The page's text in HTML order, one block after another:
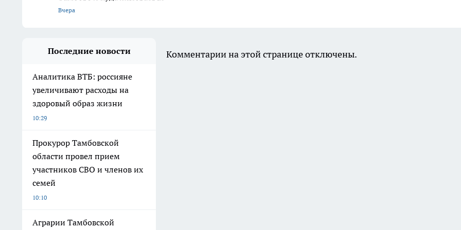
Вчера
Последние новости
Аналитика ВТБ: россияне
увеличивают расходы на
здоровый образ жизни
10:29
Прокурор Тамбовской
области провел прием
участников СВО и членов их
семей
10:10
Аграрии Тамбовской
Комментарии на этой странице отключены.